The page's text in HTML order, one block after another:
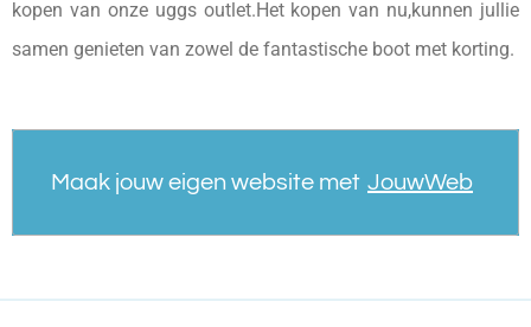
kopen van onze uggs outlet.Het kopen van nu,kunnen jullie
samen genieten van zowel de fantastische boot met korting.
Maak jouw eigen website met JouwWeb